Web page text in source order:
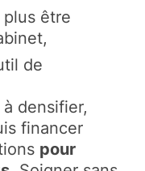
être
de
densifier,
financer
pour